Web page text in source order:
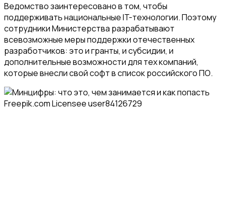
Ведомство заинтересовано в том, чтобы
поддерживать национальные IT-технологии. Поэтому
сотрудники Министерства разрабатывают
всевозможные меры поддержки отечественных
разработчиков: это и гранты, и субсидии, и
дополнительные возможности для тех компаний,
которые внесли свой софт в список российского ПО.